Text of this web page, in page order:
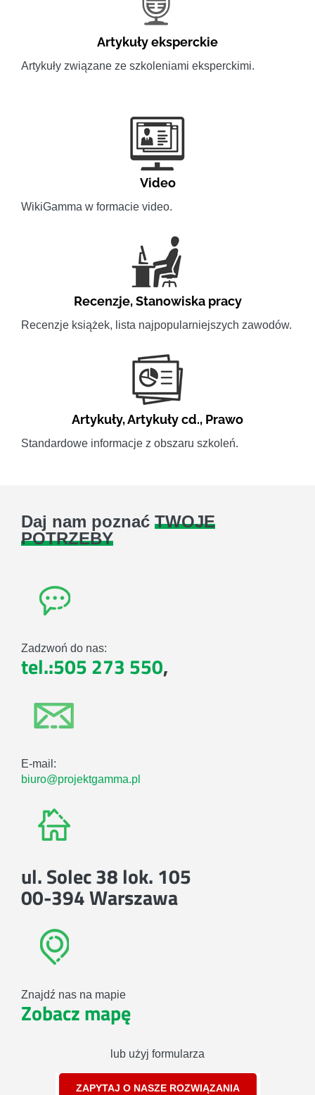
Artykuły eksperckie
Artykuły związane ze szkoleniami eksperckimi.
Video
WikiGamma w formacie video.
Recenzje,Stanowiska pracy
Recenzje książek, lista najpopularniejszych zawodów.
Artykuły,Artykuły cd., Prawo
Standardowe informacje z obszaru szkoleń.
Daj nam poznać TWOJE
POTRZEBY
Zadzwoń do nas:
tel.:505 273 550,
E-mail:
biuro@projektgamma.pl
ul. Solec 38 lok. 105
00-394 Warszawa
Znajdź nas na mapie
Zobacz mapę
lub użyj formularza
ZAPYTAJ O NASZE ROZWIĄZANIA